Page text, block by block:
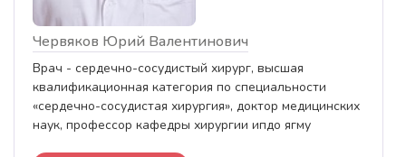
Червяков Юрий Валентинович
Врач - сердечно-сосудистый хирург, высшая
квалификационная категория по специальности
«сердечно-сосудистая хирургия», доктор медицинских
наук, профессор кафедры хирургии ипдо ягму